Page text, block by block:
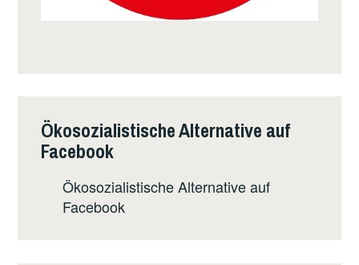
Ökosozialistische Alternative auf
Facebook
Ökosozialistische Alternative auf
Facebook